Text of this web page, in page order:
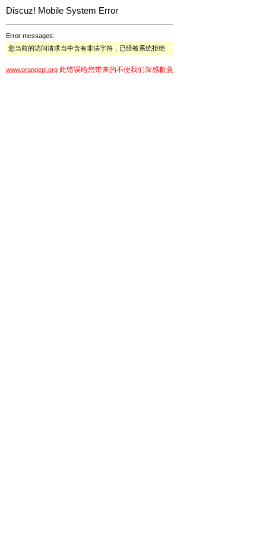
Discuz! Mobile System Error
Error messages:
您当前的访问请求当中含有非法字符，已经被系统拒绝
www.orangepi.org 此错误给您带来的不便我们深感歉意